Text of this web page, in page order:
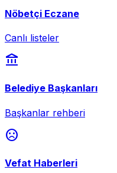
Nöbetçi Eczane
Canlı listeler
account_balance
Belediye Başkanları
Başkanlar rehberi
sentiment_dissatisfied
Vefat Haberleri